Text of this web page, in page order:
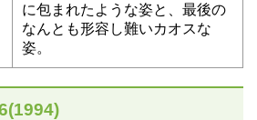
に包まれたような姿と、最後の
なんとも形容し難いカオスな
姿。